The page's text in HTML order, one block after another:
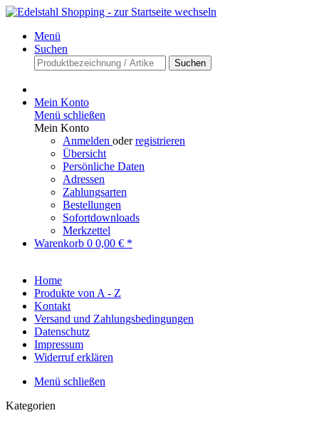
Menü
Suchen
Suchen
Mein Konto
Menü schließen
Mein Konto
Anmelden oderregistrieren
Übersicht
Persönliche Daten
Adressen
Zahlungsarten
Bestellungen
Sofortdownloads
Merkzettel
Warenkorb 0 0,00 € *
Home
Produkte von A - Z
Kontakt
Versand und Zahlungsbedingungen
Datenschutz
Impressum
Widerruf erklären
Menü schließen
Kategorien